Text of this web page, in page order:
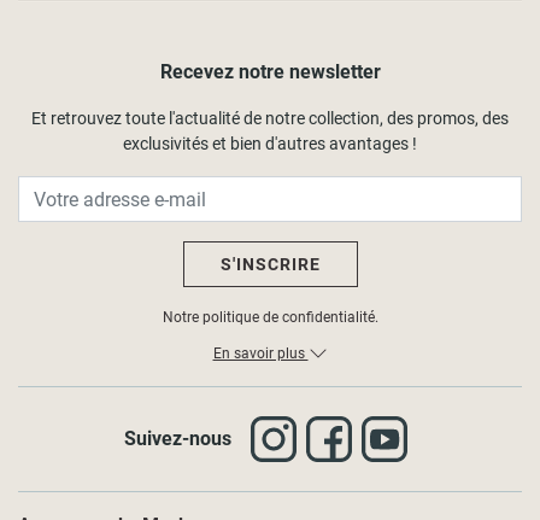
Recevez notre newsletter
Et retrouvez toute l'actualité de notre collection, des promos, des
exclusivités et bien d'autres avantages !
S'INSCRIRE
Notre politique de confidentialité.
En savoir plus
Suivez-nous